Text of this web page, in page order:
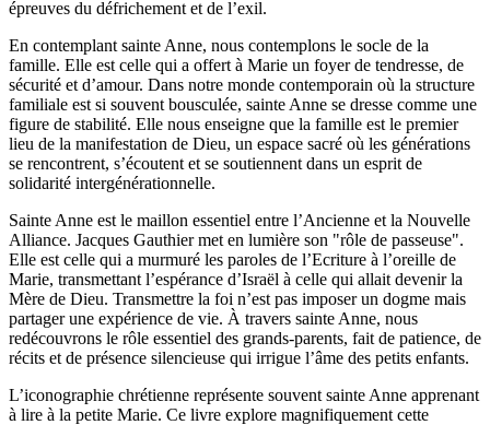
épreuves du défrichement et de l’exil.
En contemplant sainte Anne, nous contemplons le socle de la
famille. Elle est celle qui a offert à Marie un foyer de tendresse, de
sécurité et d’amour. Dans notre monde contemporain où la structure
familiale est si souvent bousculée, sainte Anne se dresse comme une
figure de stabilité. Elle nous enseigne que la famille est le premier
lieu de la manifestation de Dieu, un espace sacré où les générations
se rencontrent, s’écoutent et se soutiennent dans un esprit de
solidarité intergénérationnelle.
Sainte Anne est le maillon essentiel entre l’Ancienne et la Nouvelle
Alliance. Jacques Gauthier met en lumière son "rôle de passeuse".
Elle est celle qui a murmuré les paroles de l’Ecriture à l’oreille de
Marie, transmettant l’espérance d’Israël à celle qui allait devenir la
Mère de Dieu. Transmettre la foi n’est pas imposer un dogme mais
partager une expérience de vie. À travers sainte Anne, nous
redécouvrons le rôle essentiel des grands-parents, fait de patience, de
récits et de présence silencieuse qui irrigue l’âme des petits enfants.
L’iconographie chrétienne représente souvent sainte Anne apprenant
à lire à la petite Marie. Ce livre explore magnifiquement cette